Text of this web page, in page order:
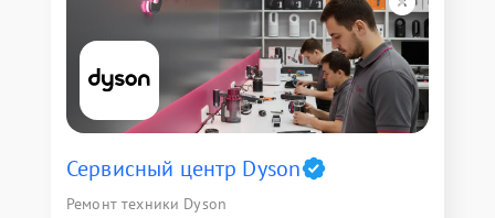
Сервисный центр Dyson
Ремонт техники Dyson